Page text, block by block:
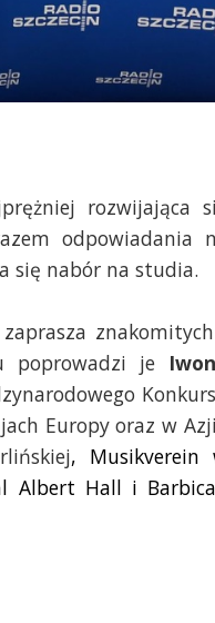
rozwijająca
odpowiadania
się nabór na studia.
poprowadzi je
Europy oraz w
, Musikverein
Albert Hall i